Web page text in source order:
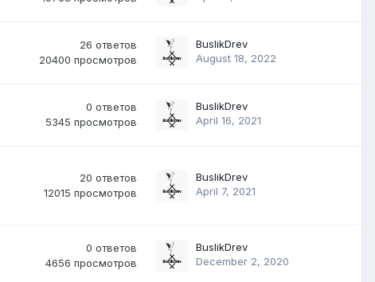
26 ответов
20400 просмотров
BuslikDrev
August 18, 2022
0 ответов
5345 просмотров
BuslikDrev
April 16, 2021
20 ответов
12015 просмотров
BuslikDrev
April 7, 2021
0 ответов
4656 просмотров
BuslikDrev
December 2, 2020